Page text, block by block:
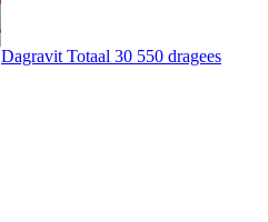
Dagravit Totaal 30 550 dragees